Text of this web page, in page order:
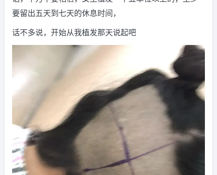
要留出五天到七天的休息时间，
话不多说，开始从我植发那天说起吧